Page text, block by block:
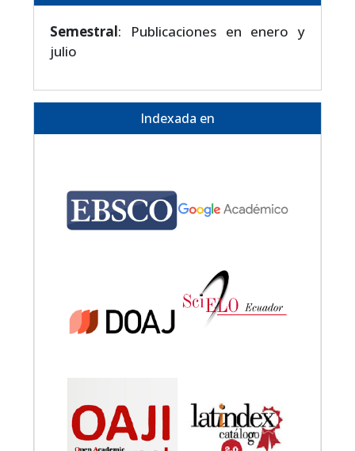
Semestral: Publicaciones en enero y
julio
Indexada en